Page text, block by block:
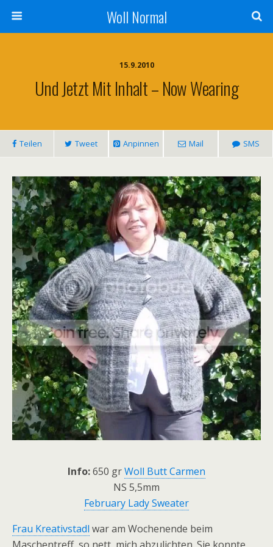
Woll Normal
15.9.2010
Und Jetzt Mit Inhalt – Now Wearing
Teilen Tweet Anpinnen Mail SMS
Info:650 grWoll Butt Carmen
NS 5,5mm
February Lady Sweater
Frau Kreativstadl war am Wochenende beim
Maschentreff so nett, mich abzulichten. Sie konnte